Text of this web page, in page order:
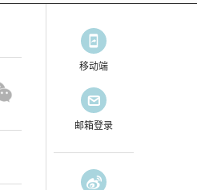
移动端
邮箱登录